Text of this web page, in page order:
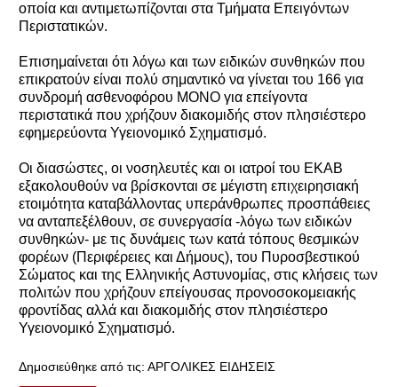
οποία και αντιμετωπίζονται στα Τμήματα Επειγόντων
Περιστατικών.
Επισημαίνεται ότι λόγω και των ειδικών συνθηκών που
επικρατούν είναι πολύ σημαντικό να γίνεται του 166 για
συνδρομή ασθενοφόρου ΜΟΝΟ για επείγοντα
περιστατικά που χρήζουν διακομιδής στον πλησιέστερο
εφημερεύοντα Υγειονομικό Σχηματισμό.
Οι διασώστες, οι νοσηλευτές και οι ιατροί του ΕΚΑΒ
εξακολουθούν να βρίσκονται σε μέγιστη επιχειρησιακή
ετοιμότητα καταβάλλοντας υπεράνθρωπες προσπάθειες
να ανταπεξέλθουν, σε συνεργασία -λόγω των ειδικών
συνθηκών- με τις δυνάμεις των κατά τόπους θεσμικών
φορέων (Περιφέρειες και Δήμους), του Πυροσβεστικού
Σώματος και της Ελληνικής Αστυνομίας, στις κλήσεις των
πολιτών που χρήζουν επείγουσας προνοσοκομειακής
φροντίδας αλλά και διακομιδής στον πλησιέστερο
Υγειονομικό Σχηματισμό.
Δημοσιεύθηκε από τις: ΑΡΓΟΛΙΚΕΣ ΕΙΔΗΣΕΙΣ